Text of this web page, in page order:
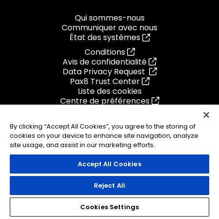
Qui sommes-nous
Communiquer avec nous
État des systèmes
Conditions
Avis de confidentialité
Data Privacy Request
Pax8 Trust Center
Liste des cookies
Centre de préférences
1275 Av. des Canadiens-de-Montréal L'Avenue
Montreal, Quebec
H3B 0G4
Canada
1.855.884.PAX8
© 2026 Pax8, Inc.
By clicking “Accept All Cookies”, you agree to the storing of
cookies on your device to enhance site navigation, analyze
site usage, and assist in our marketing efforts.
Accept All Cookies
Reject All
Cookies Settings